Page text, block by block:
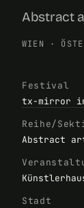
Abstract
WIEN ·
Festival
tx-mirror in
Reihe/
Abstract
Stadt